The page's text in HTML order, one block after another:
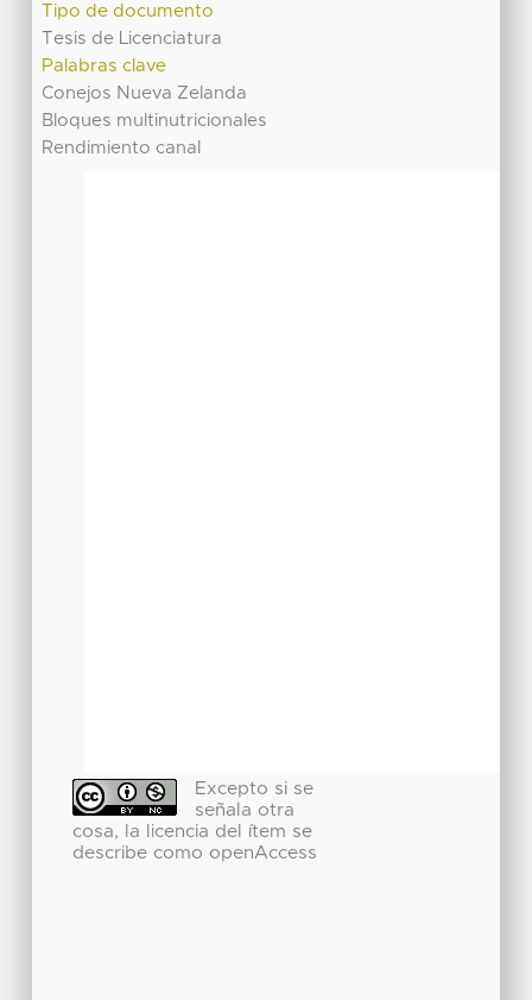
Tipo de documento
Tesis de Licenciatura
Palabras clave
Conejos Nueva Zelanda
Bloques multinutricionales
Rendimiento canal
Excepto si se
señala otra
cosa, la licencia del ítem se
describe como openAccess